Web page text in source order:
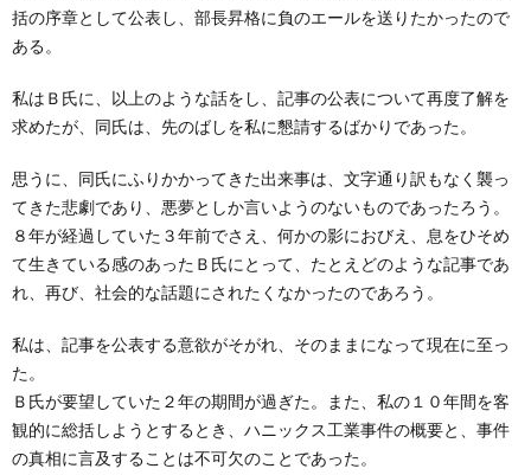
括の序章として公表し、部長昇格に負のエールを送りたかったので
ある。
私はＢ氏に、以上のような話をし、記事の公表について再度了解を
求めたが、同氏は、先のばしを私に懇請するばかりであった。
思うに、同氏にふりかかってきた出来事は、文字通り訳もなく襲っ
てきた悲劇であり、悪夢としか言いようのないものであったろう。
８年が経過していた３年前でさえ、何かの影におびえ、息をひそめ
て生きている感のあったＢ氏にとって、たとえどのような記事であ
れ、再び、社会的な話題にされたくなかったのであろう。
私は、記事を公表する意欲がそがれ、そのままになって現在に至っ
た。
Ｂ氏が要望していた２年の期間が過ぎた。また、私の１０年間を客
観的に総括しようとするとき、ハニックス工業事件の概要と、事件
の真相に言及することは不可欠のことであった。